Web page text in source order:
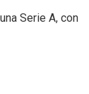
Serie A, con